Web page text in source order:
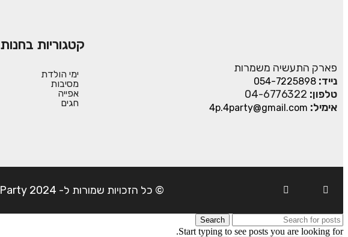
פארק התעשיה משמרות
נייד: 054-7225898
טלפון: 04-6776322
אימיל: 4p.4party@gmail.com
קטגוריות בחנות
ימי הולדת
מסיבות
אפייה
חגים
© כל הזכויות שמורות ל- 4Party 2024 | כתובת: פארק התעשיה משמרות| טלפון: 054-7225898
Search
Start typing to see posts you are looking for.